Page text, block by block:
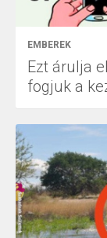
EMBEREK
Ezt árulja
fogjuk a